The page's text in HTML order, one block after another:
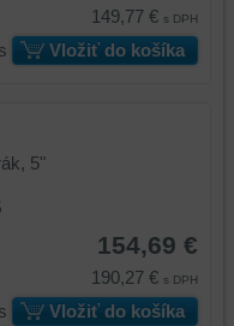
149,77 € s DPH
Vložiť do košíka
5"
154,69 €
190,27 € s DPH
Vložiť do košíka